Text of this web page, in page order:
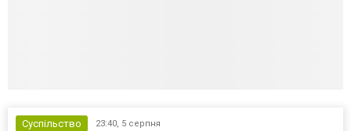
Суспільство 23:40, 5 серпня